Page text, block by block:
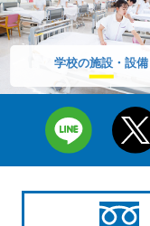
学校の施設・設備